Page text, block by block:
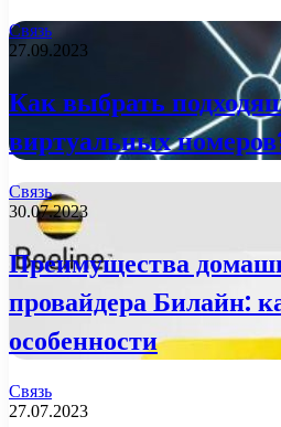
Связь
27.09.2023
Как выбрать
виртуальных
Связь
30.07.2023
Преимущества
провайдера Билайн:
особенности
Связь
27.07.2023